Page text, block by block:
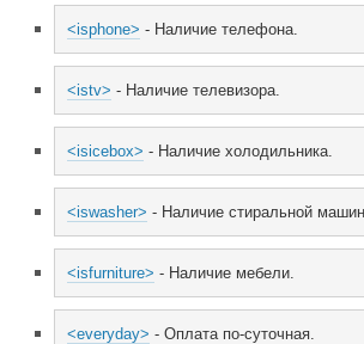
<isphone> - Наличие телефона.
<istv> - Наличие телевизора.
<isicebox> - Наличие холодильника.
<iswasher> - Наличие стиральной
<isfurniture> - Наличие мебели.
<everyday> - Оплата по-суточная.